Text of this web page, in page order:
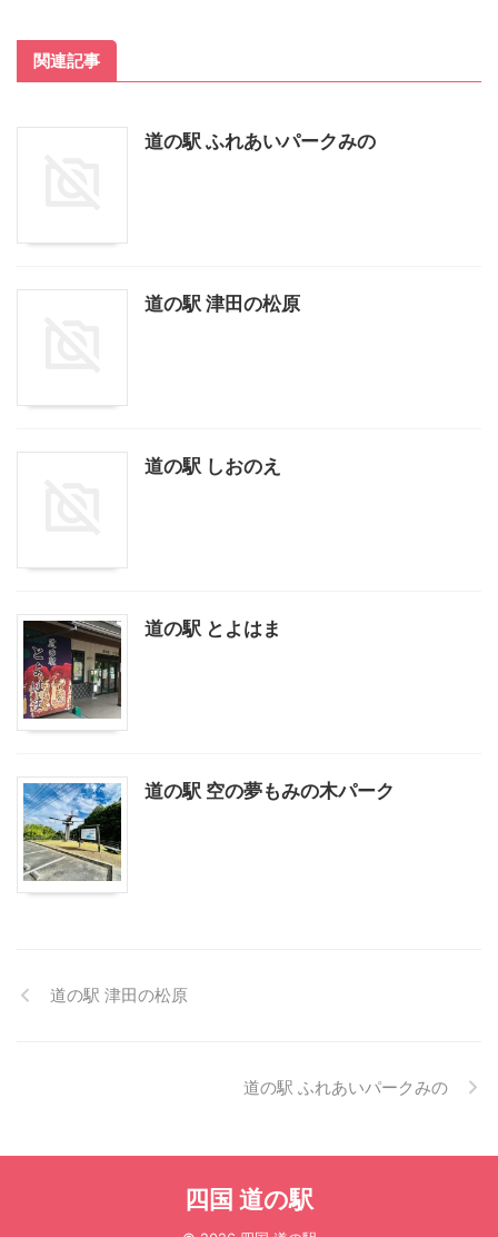
関連記事
道の駅 ふれあいパークみの
道の駅 津田の松原
道の駅 しおのえ
道の駅 とよはま
道の駅 空の夢もみの木パーク
道の駅 津田の松原
道の駅 ふれあいパークみの
四国 道の駅